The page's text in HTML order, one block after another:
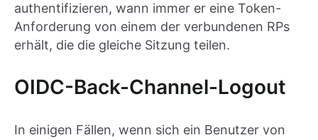
authentifizieren, wann immer er eine Token-
Anforderung von einem der verbundenen RPs
erhält, die die gleiche Sitzung teilen.
OIDC-Back-Channel-Logout
In einigen Fällen, wenn sich ein Benutzer von